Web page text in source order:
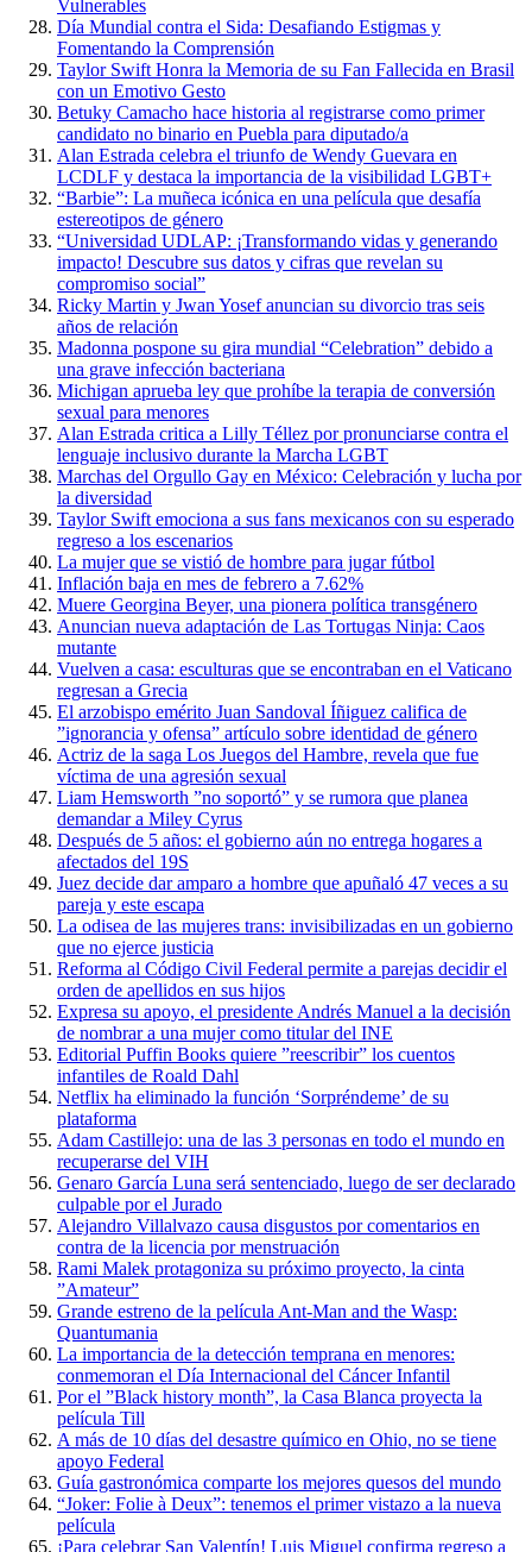
Vulnerables
Día Mundial contra el Sida: Desafiando Estigmas y
Fomentando la Comprensión
Taylor Swift Honra la Memoria de su Fan Fallecida en Brasil
con un Emotivo Gesto
Betuky Camacho hace historia al registrarse como primer
candidato no binario en Puebla para diputado/a
Alan Estrada celebra el triunfo de Wendy Guevara en
LCDLF y destaca la importancia de la visibilidad LGBT+
“Barbie”: La muñeca icónica en una película que desafía
estereotipos de género
“Universidad UDLAP: ¡Transformando vidas y generando
impacto! Descubre sus datos y cifras que revelan su
compromiso social”
Ricky Martin y Jwan Yosef anuncian su divorcio tras seis
años de relación
Madonna pospone su gira mundial “Celebration” debido a
una grave infección bacteriana
Michigan aprueba ley que prohíbe la terapia de conversión
sexual para menores
Alan Estrada critica a Lilly Téllez por pronunciarse contra el
lenguaje inclusivo durante la Marcha LGBT
Marchas del Orgullo Gay en México: Celebración y lucha por
la diversidad
Taylor Swift emociona a sus fans mexicanos con su esperado
regreso a los escenarios
La mujer que se vistió de hombre para jugar fútbol
Inflación baja en mes de febrero a 7.62%
Muere Georgina Beyer, una pionera política transgénero
Anuncian nueva adaptación de Las Tortugas Ninja: Caos
mutante
Vuelven a casa: esculturas que se encontraban en el Vaticano
regresan a Grecia
El arzobispo emérito Juan Sandoval Íñiguez califica de
”ignorancia y ofensa” artículo sobre identidad de género
Actriz de la saga Los Juegos del Hambre, revela que fue
víctima de una agresión sexual
Liam Hemsworth ”no soportó” y se rumora que planea
demandar a Miley Cyrus
Después de 5 años: el gobierno aún no entrega hogares a
afectados del 19S
Juez decide dar amparo a hombre que apuñaló 47 veces a su
pareja y este escapa
La odisea de las mujeres trans: invisibilizadas en un gobierno
que no ejerce justicia
Reforma al Código Civil Federal permite a parejas decidir el
orden de apellidos en sus hijos
Expresa su apoyo, el presidente Andrés Manuel a la decisión
de nombrar a una mujer como titular del INE
Editorial Puffin Books quiere ”reescribir” los cuentos
infantiles de Roald Dahl
Netflix ha eliminado la función ‘Sorpréndeme’ de su
plataforma
Adam Castillejo: una de las 3 personas en todo el mundo en
recuperarse del VIH
Genaro García Luna será sentenciado, luego de ser declarado
culpable por el Jurado
Alejandro Villalvazo causa disgustos por comentarios en
contra de la licencia por menstruación
Rami Malek protagoniza su próximo proyecto, la cinta
”Amateur”
Grande estreno de la película Ant-Man and the Wasp:
Quantumania
La importancia de la detección temprana en menores:
conmemoran el Día Internacional del Cáncer Infantil
Por el ”Black history month”, la Casa Blanca proyecta la
película Till
A más de 10 días del desastre químico en Ohio, no se tiene
apoyo Federal
Guía gastronómica comparte los mejores quesos del mundo
“Joker: Folie à Deux”: tenemos el primer vistazo a la nueva
película
¡Para celebrar San Valentín! Luis Miguel confirma regreso a